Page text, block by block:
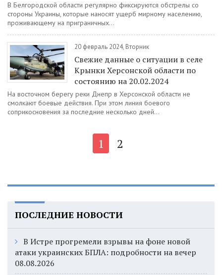
В Белгородской области регулярно фиксируются обстрелы со
стороны Украины, которые наносят ущерб мирному населению,
проживающему на приграничных...
20 февраль 2024, Вторник
Свежие данные о ситуации в селе
Крынки Херсонской области по
состоянию на 20.02.2024
На восточном берегу реки Днепр в Херсонской области не
смолкают боевые действия. При этом линия боевого
соприкосновения за последние несколько дней...
1 2
ПОСЛЕДНИЕ НОВОСТИ
В Истре прогремели взрывы на фоне новой
атаки украинских БПЛА: подробности на вечер
08.08.2026